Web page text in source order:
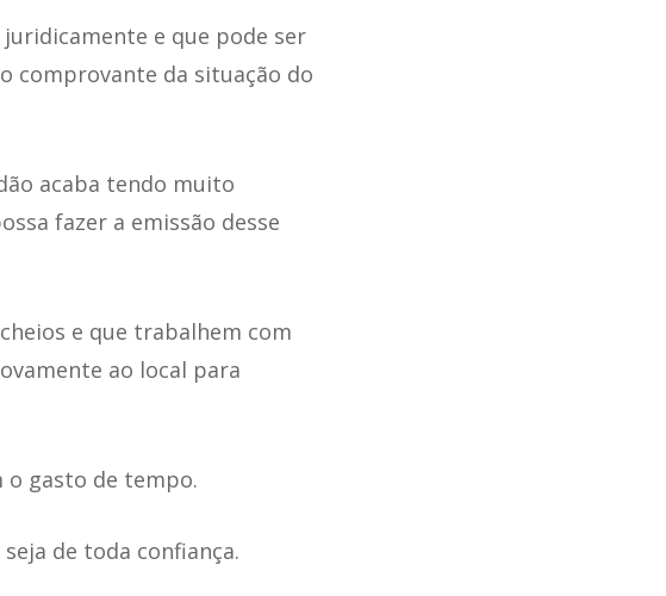
e que pode ser
comprovante da situação do
acaba tendo muito
fazer a emissão desse
e que trabalhem com
ao local para
o gasto de tempo.
de toda confiança.